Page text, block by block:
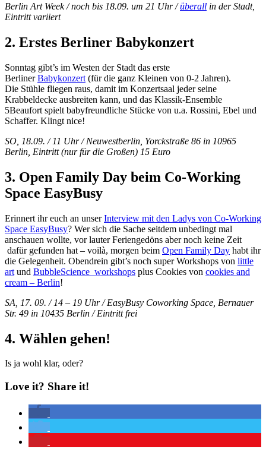
Berlin Art Week / noch bis 18.09. um 21 Uhr /überall in der Stadt,
Eintritt variiert
2. Erstes Berliner Babykonzert
Sonntag gibt’s im Westen der Stadt das erste
BerlinerBabykonzert (für die ganz Kleinen von 0-2 Jahren).
Die Stühle fliegen raus, damit im Konzertsaal jeder seine
Krabbeldecke ausbreiten kann, und das Klassik-Ensemble
5Beaufort spielt babyfreundliche Stücke von u.a. Rossini, Ebel und
Schaffer. Klingt nice!
SO, 18.09. / 11 Uhr / Neuwestberlin, Yorckstraße 86 in 10965
Berlin, Eintritt (nur für die Großen) 15 Euro
3. Open Family Day beim Co-Working
Space EasyBusy
Erinnert ihr euch an unserInterview mit den Ladys von Co-Working
Space EasyBusy? Wer sich die Sache seitdem unbedingt mal
anschauen wollte, vor lauter Feriengedöns aber noch keine Zeit
dafür gefunden hat – voilà, morgen beim Open Family Day habt ihr
die Gelegenheit. Obendrein gibt’s noch super Workshops von little
art und BubbleScience_workshops plus Cookies von cookies and
cream – Berlin!
SA, 17. 09. / 14 – 19 Uhr / EasyBusy Coworking Space, Bernauer
Str. 49 in 10435 Berlin / Eintritt frei
4. Wählen gehen!
Is ja wohl klar, oder?
Love it? Share it!